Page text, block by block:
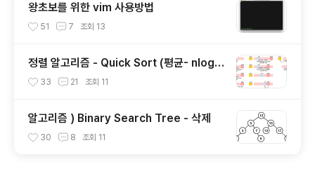
왕초보를 위한 vim 사용방법
51 7 조회 13
정렬 알고리즘 - Quick Sort (평균- nlogn,
최악- n^2)
33 21 조회 11
알고리즘 ) Binary Search Tree - 삭제
30 8 조회 11